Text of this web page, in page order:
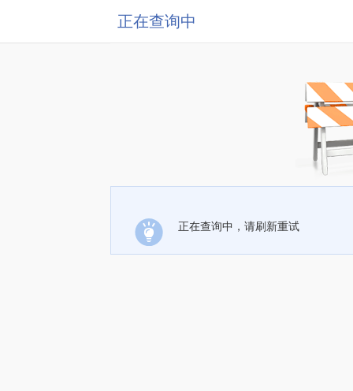
正在查询中
正在查询中，请刷新重试